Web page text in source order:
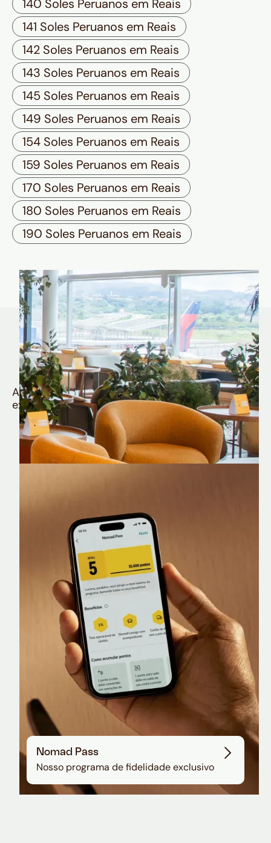
140 Soles Peruanos em Reais
141 Soles Peruanos em Reais
142 Soles Peruanos em Reais
143 Soles Peruanos em Reais
145 Soles Peruanos em Reais
149 Soles Peruanos em Reais
154 Soles Peruanos em Reais
159 Soles Peruanos em Reais
170 Soles Peruanos em Reais
180 Soles Peruanos em Reais
190 Soles Peruanos em Reais
Quem é Nomad tem
muito mais
Aproveite todos os benefícios e vantagens
exclusivas da sua Conta Internacional
Nomad Lounge
Sala VIP no Aeroporto de Guarulhos
Nomad Pass
Nosso programa de fidelidade exclusivo